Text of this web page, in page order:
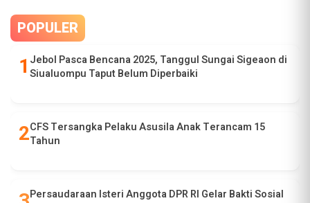
POPULER
Jebol Pasca Bencana 2025, Tanggul Sungai Sigeaon di
Siualuompu Taput Belum Diperbaiki
CFS Tersangka Pelaku Asusila Anak Terancam 15
Tahun
Persaudaraan Isteri Anggota DPR RI Gelar Bakti Sosial